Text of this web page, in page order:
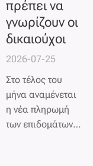
πρέπει να
γνωρίζουν οι
δικαιούχοι
2026-07-25
Στο τέλος του
μήνα αναμένεται
η νέα πληρωμή
των επιδομάτων